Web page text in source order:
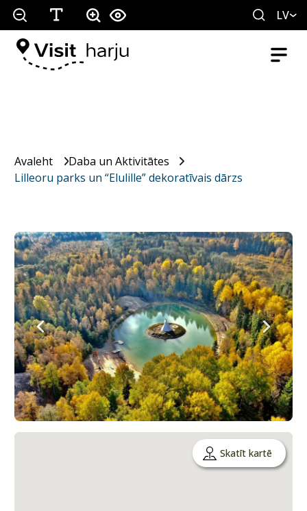
LV
Avaleht
Daba un Aktivitātes
Lilleoru parks un “Elulille” dekoratīvais dārzs
Skatīt kartē